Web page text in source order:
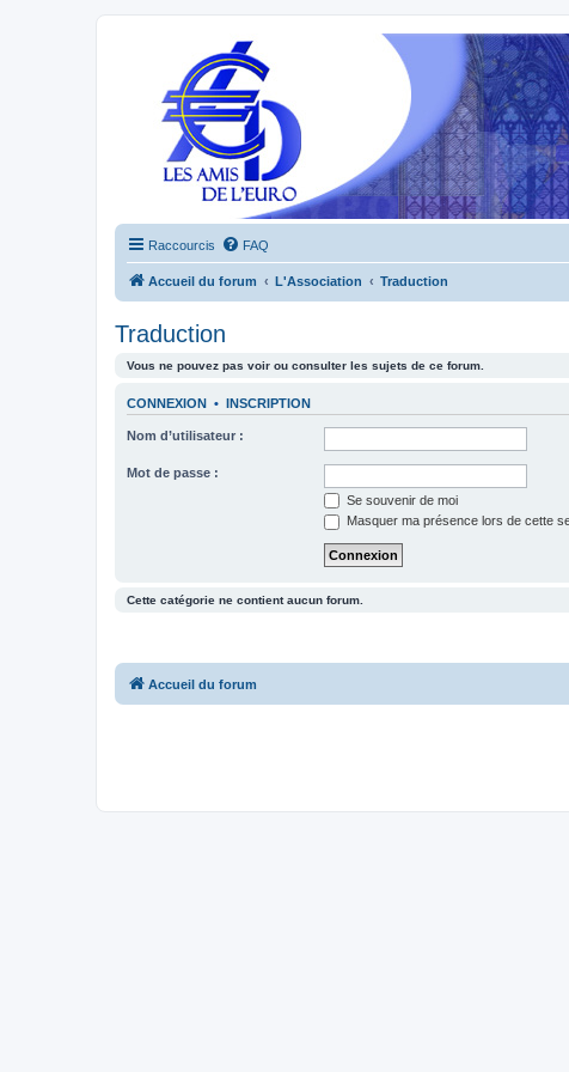
Raccourcis FAQ
Accueil du forum L'Association Traduction
Traduction
Vous ne pouvez pas voir ou consulter les sujets de ce forum.
CONNEXION • INSCRIPTION
Nom d’utilisateur :
Mot de passe :
Se souvenir de moi
Masquer ma présence lors de cette
Cette catégorie ne contient aucun forum.
Accueil du forum